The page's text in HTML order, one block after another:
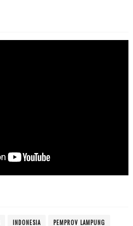
INDONESIA PEMPROV LAMPUNG